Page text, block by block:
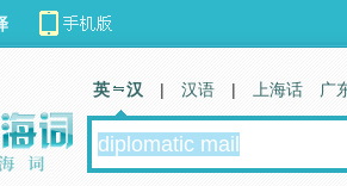
英 汉 | 汉语 | 上海话 广